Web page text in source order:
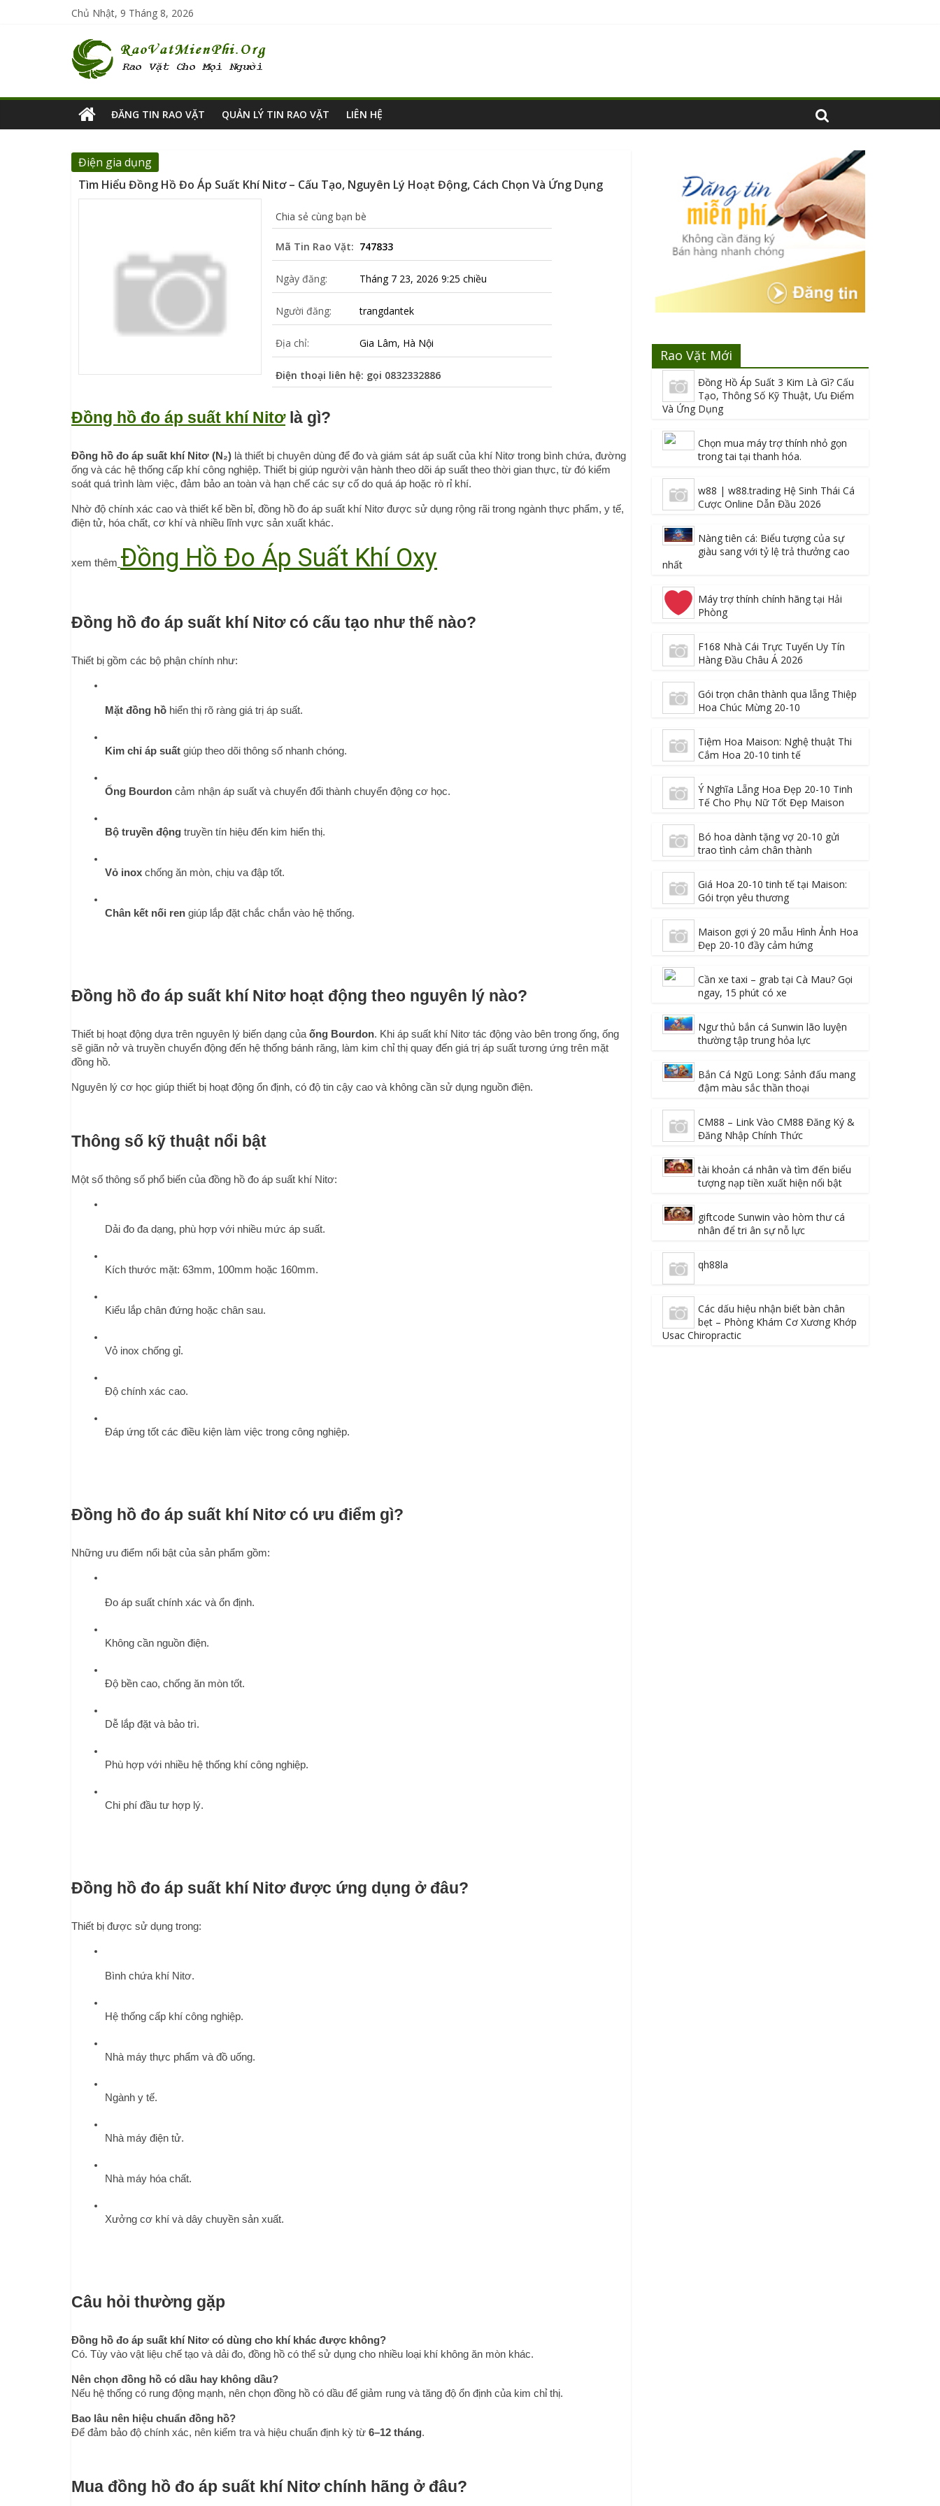
Chủ Nhật, 9 Tháng 8, 2026
ĐĂNG TIN RAO VẶT QUẢN LÝ TIN RAO VẶT LIÊN HỆ
Điện gia dụng
Tìm Hiểu Đồng Hồ Đo Áp Suất Khí Nitơ – Cấu Tạo, Nguyên Lý Hoạt Động, Cách Chọn Và Ứng Dụng
Chia sẻ cùng bạn bè
Mã Tin Rao Vặt: 747833
Ngày đăng: Tháng 7 23, 2026 9:25 chiều
Người đăng: trangdantek
Địa chỉ: Gia Lâm, Hà Nội
Điện thoại liên hệ: gọi 0832332886
Đồng hồ đo áp suất khí Nitơ là gì?
Đồng hồ đo áp suất khí Nitơ (N₂) là thiết bị chuyên dùng để đo và giám sát áp suất của khí Nitơ trong bình chứa, đường
ống và các hệ thống cấp khí công nghiệp. Thiết bị giúp người vận hành theo dõi áp suất theo thời gian thực, từ đó kiểm
soát quá trình làm việc, đảm bảo an toàn và hạn chế các sự cố do quá áp hoặc rò rỉ khí.
Nhờ độ chính xác cao và thiết kế bền bỉ, đồng hồ đo áp suất khí Nitơ được sử dụng rộng rãi trong ngành thực phẩm, y tế,
điện tử, hóa chất, cơ khí và nhiều lĩnh vực sản xuất khác.
xem thêm Đồng Hồ Đo Áp Suất Khí Oxy
Đồng hồ đo áp suất khí Nitơ có cấu tạo như thế nào?
Thiết bị gồm các bộ phận chính như:
Mặt đồng hồ hiển thị rõ ràng giá trị áp suất.
Kim chỉ áp suất giúp theo dõi thông số nhanh chóng.
Ống Bourdon cảm nhận áp suất và chuyển đổi thành chuyển động cơ học.
Bộ truyền động truyền tín hiệu đến kim hiển thị.
Vỏ inox chống ăn mòn, chịu va đập tốt.
Chân kết nối ren giúp lắp đặt chắc chắn vào hệ thống.
Đồng hồ đo áp suất khí Nitơ hoạt động theo nguyên lý nào?
Thiết bị hoạt động dựa trên nguyên lý biến dạng của ống Bourdon. Khi áp suất khí Nitơ tác động vào bên trong ống, ống
sẽ giãn nở và truyền chuyển động đến hệ thống bánh răng, làm kim chỉ thị quay đến giá trị áp suất tương ứng trên mặt
đồng hồ.
Nguyên lý cơ học giúp thiết bị hoạt động ổn định, có độ tin cậy cao và không cần sử dụng nguồn điện.
Thông số kỹ thuật nổi bật
Một số thông số phổ biến của đồng hồ đo áp suất khí Nitơ:
Dải đo đa dạng, phù hợp với nhiều mức áp suất.
Kích thước mặt: 63mm, 100mm hoặc 160mm.
Kiểu lắp chân đứng hoặc chân sau.
Vỏ inox chống gỉ.
Độ chính xác cao.
Đáp ứng tốt các điều kiện làm việc trong công nghiệp.
Đồng hồ đo áp suất khí Nitơ có ưu điểm gì?
Những ưu điểm nổi bật của sản phẩm gồm:
Đo áp suất chính xác và ổn định.
Không cần nguồn điện.
Độ bền cao, chống ăn mòn tốt.
Dễ lắp đặt và bảo trì.
Phù hợp với nhiều hệ thống khí công nghiệp.
Chi phí đầu tư hợp lý.
Đồng hồ đo áp suất khí Nitơ được ứng dụng ở đâu?
Thiết bị được sử dụng trong:
Bình chứa khí Nitơ.
Hệ thống cấp khí công nghiệp.
Nhà máy thực phẩm và đồ uống.
Ngành y tế.
Nhà máy điện tử.
Nhà máy hóa chất.
Xưởng cơ khí và dây chuyền sản xuất.
Câu hỏi thường gặp
Đồng hồ đo áp suất khí Nitơ có dùng cho khí khác được không?
Có. Tùy vào vật liệu chế tạo và dải đo, đồng hồ có thể sử dụng cho nhiều loại khí không ăn mòn khác.
Nên chọn đồng hồ có dầu hay không dầu?
Nếu hệ thống có rung động mạnh, nên chọn đồng hồ có dầu để giảm rung và tăng độ ổn định của kim chỉ thị.
Bao lâu nên hiệu chuẩn đồng hồ?
Để đảm bảo độ chính xác, nên kiểm tra và hiệu chuẩn định kỳ từ 6–12 tháng.
Mua đồng hồ đo áp suất khí Nitơ chính hãng ở đâu?
Rao Vặt Mới
Đồng Hồ Áp Suất 3 Kim Là Gì? Cấu
Tạo, Thông Số Kỹ Thuật, Ưu Điểm
Và Ứng Dụng
Chọn mua máy trợ thính nhỏ gọn
trong tai tại thanh hóa.
w88 | w88.trading Hệ Sinh Thái Cá
Cược Online Dẫn Đầu 2026
Nàng tiên cá: Biểu tượng của sự
giàu sang với tỷ lệ trả thưởng cao
nhất
Máy trợ thính chính hãng tại Hải
Phòng
F168 Nhà Cái Trực Tuyến Uy Tín
Hàng Đầu Châu Á 2026
Gói trọn chân thành qua lẵng Thiệp
Hoa Chúc Mừng 20-10
Tiệm Hoa Maison: Nghệ thuật Thi
Cắm Hoa 20-10 tinh tế
Ý Nghĩa Lẵng Hoa Đẹp 20-10 Tinh
Tế Cho Phụ Nữ Tốt Đẹp Maison
Bó hoa dành tặng vợ 20-10 gửi
trao tình cảm chân thành
Giá Hoa 20-10 tinh tế tại Maison:
Gói trọn yêu thương
Maison gợi ý 20 mẫu Hình Ảnh Hoa
Đẹp 20-10 đầy cảm hứng
Cần xe taxi – grab tại Cà Mau? Gọi
ngay, 15 phút có xe
Ngư thủ bắn cá Sunwin lão luyện
thường tập trung hỏa lực
Bắn Cá Ngũ Long: Sảnh đấu mang
đậm màu sắc thần thoại
CM88 – Link Vào CM88 Đăng Ký &
Đăng Nhập Chính Thức
tài khoản cá nhân và tìm đến biểu
tượng nạp tiền xuất hiện nổi bật
giftcode Sunwin vào hòm thư cá
nhân để tri ân sự nỗ lực
qh88la
Các dấu hiệu nhận biết bàn chân
bẹt – Phòng Khám Cơ Xương Khớp
Usac Chiropractic